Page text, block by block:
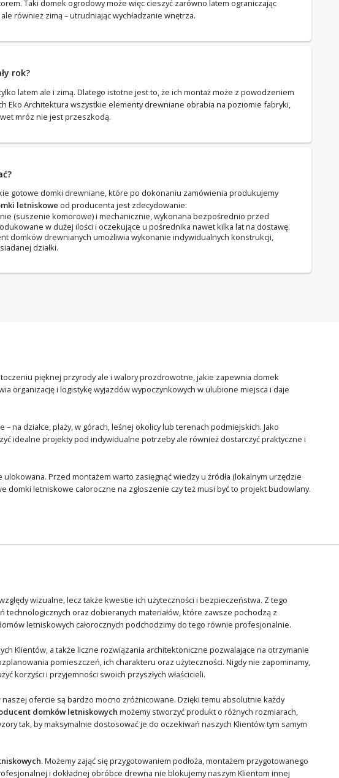
Taki domek ogrodowy może więc cieszyć zarówno latem ograniczając
również zimą – utrudniając wychładzanie wnętrza.
rok?
latem ale i zimą. Dlatego istotne jest to, że ich montaż może z powodzeniem
Eko Architektura wszystkie elementy drewniane obrabia na poziomie fabryki,
mróz nie jest przeszkodą.
gotowe domki drewniane, które po dokonaniu zamówienia produkujemy
letniskowe od producenta jest zdecydowanie:
(suszenie komorowe) i mechanicznie, wykonana bezpośrednio przed
w dużej ilości i oczekujące u pośrednika nawet kilka lat na dostawę.
domków drewnianych umożliwia wykonanie indywidualnych konstrukcji,
działki.
pięknej przyrody ale i walory prozdrowotne, jakie zapewnia domek
organizację i logistykę wyjazdów wypoczynkowych w ulubione miejsca i daje
na działce, plaży, w górach, leśnej okolicy lub terenach podmiejskich. Jako
idealne projekty pod indywidualne potrzeby ale również dostarczyć praktyczne i
Przed montażem warto zasięgnąć wiedzy u źródła (lokalnym urzędzie
letniskowe całoroczne na zgłoszenie czy też musi być to projekt budowlany.
wizualne, lecz także kwestie ich użyteczności i bezpieczeństwa. Z tego
oraz dobieranych materiałów, które zawsze pochodzą z
letniskowych całorocznych podchodzimy do tego równie profesjonalnie.
Klientów, a także liczne rozwiązania architektoniczne pozwalające na otrzymanie
pomieszczeń, ich charakteru oraz użyteczności. Nigdy nie zapominamy,
korzyści i przyjemności swoich przyszłych właścicieli.
ofercie są bardzo mocno zróżnicowane. Dzięki temu absolutnie każdy
domków letniskowych możemy stworzyć produkt o różnych rozmiarach,
tak, by maksymalnie dostosować je do oczekiwań naszych Klientów tym samym
. Możemy zająć się przygotowaniem podłoża, montażem przygotowanego
i dokładnej obróbce drewna nie blokujemy naszym Klientom innej